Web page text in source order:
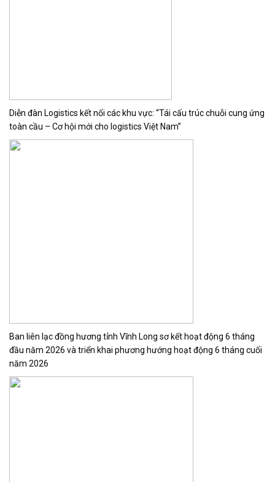
Diễn đàn Logistics kết nối các khu vực: “Tái cấu trúc chuỗi cung ứng
toàn cầu – Cơ hội mới cho logistics Việt Nam”
Ban liên lạc đồng hương tỉnh Vĩnh Long sơ kết hoạt động 6 tháng
đầu năm 2026 và triển khai phương hướng hoạt động 6 tháng cuối
năm 2026